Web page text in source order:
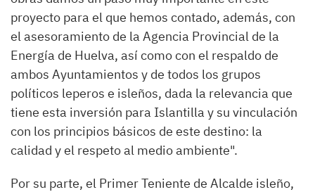
proyecto para el que hemos contado, además, con
el asesoramiento de la Agencia Provincial de la
Energía de Huelva, así como con el respaldo de
ambos Ayuntamientos y de todos los grupos
políticos leperos e isleños, dada la relevancia que
tiene esta inversión para Islantilla y su vinculación
con los principios básicos de este destino: la
calidad y el respeto al medio ambiente".
Por su parte, el Primer Teniente de Alcalde isleño,